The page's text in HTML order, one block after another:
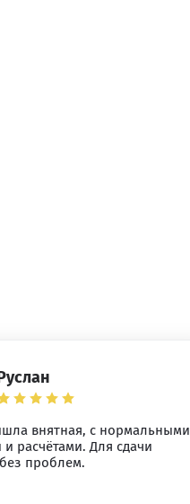
внятная, с нормальными
расчётами. Для сдачи
проблем.